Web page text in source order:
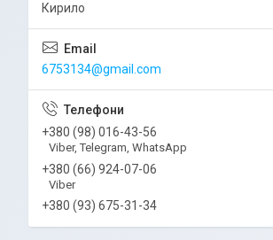
Кирило
6753134@gmail.com
+380 (98) 016-43-56
Viber, Telegram, WhatsApp
+380 (66) 924-07-06
Viber
+380 (93) 675-31-34